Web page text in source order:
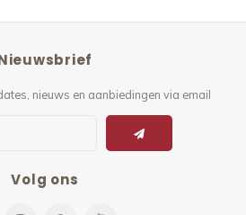
nieuws en aanbiedingen via email
Volg ons